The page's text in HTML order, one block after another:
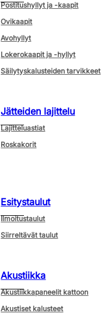
Postitushyllyt ja -kaapit
Ovikaapit
Avohyllyt
Lokerokaapit ja -hyllyt
Säilytyskalusteiden tarvikkeet
Jätteiden lajittelu
Lajitteluastiat
Roskakorit
Esitystaulut
Ilmoitustaulut
Siirreltävät taulut
Akustiikka
Akustiikkapaneelit kattoon
Akustiset kalusteet